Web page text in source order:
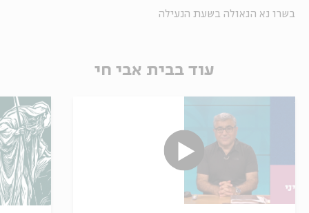
בשרו נא הגאולה בשעת הנעילה
עוד בבית אבי חי